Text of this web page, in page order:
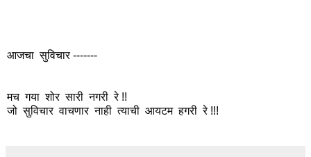
आजचा सुविचार -------
मच गया शोर सारी नगरी रे !!
जो सुविचार वाचणार नाही त्याची आयटम हगरी रे !!!